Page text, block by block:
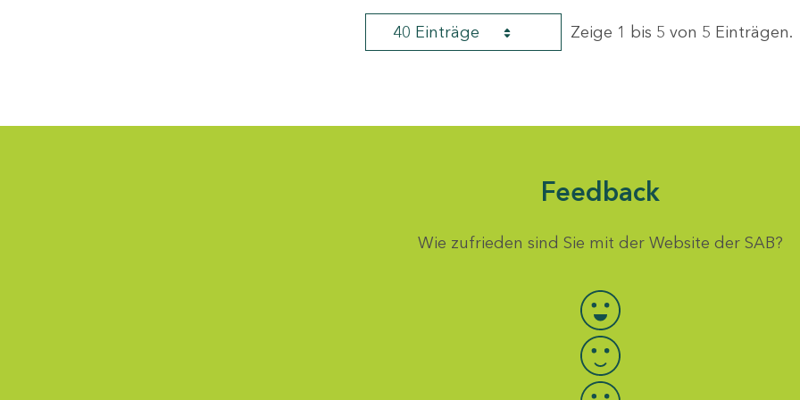
40 Einträge Zeige 1 bis 5 von 5 Einträgen.
Feedback
Wie zufrieden sind Sie mit der Website der SAB?
Bewertung auswählen